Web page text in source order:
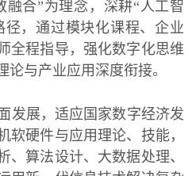
融合”为理念，深耕“人工智
，通过模块化课程、企业
全程指导，强化数字化思维
与产业应用深度衔接。
发展，适应国家数字经济发
软硬件与应用理论、技能，
、算法设计、大数据处理、